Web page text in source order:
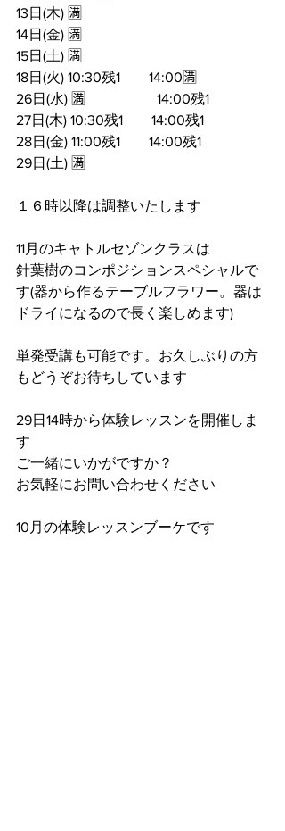
13日(木) 🈵
14日(金) 🈵
15日(土) 🈵
18日(火) 10:30残1        14:00🈵
26日(水) 🈵                    14:00残1
27日(木) 10:30残1        14:00残1
28日(金) 11:00残1        14:00残1
29日(土) 🈵
１６時以降は調整いたします
11月のキャトルセゾンクラスは
針葉樹のコンポジションスペシャルで
す(器から作るテーブルフラワー。器は
ドライになるので長く楽しめます)
単発受講も可能です。お久しぶりの方
もどうぞお待ちしています
29日14時から体験レッスンを開催しま
す
ご一緒にいかがですか？
お気軽にお問い合わせください
10月の体験レッスンブーケです